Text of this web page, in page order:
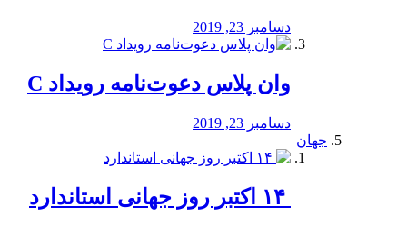
دسامبر 23, 2019
وان پلاس دعوت‌نامه رویداد C
دسامبر 23, 2019
جهان